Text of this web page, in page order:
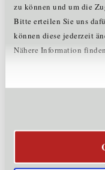
zu können und um die
Bitte erteilen Sie uns
können diese jederzeit
Nähere Information
Tiny House "Luki" für
lnnovation
Produkte und
Dachsanierungen,
Forschungs- &